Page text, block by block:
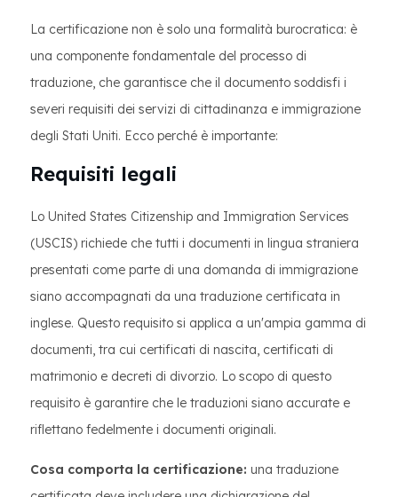
La certificazione non è solo una formalità burocratica: è
una componente fondamentale del processo di
traduzione, che garantisce che il documento soddisfi i
severi requisiti dei servizi di cittadinanza e immigrazione
degli Stati Uniti. Ecco perché è importante:
Requisiti legali
Lo United States Citizenship and Immigration Services
(USCIS) richiede che tutti i documenti in lingua straniera
presentati come parte di una domanda di immigrazione
siano accompagnati da una traduzione certificata in
inglese. Questo requisito si applica a un'ampia gamma di
documenti, tra cui certificati di nascita, certificati di
matrimonio e decreti di divorzio. Lo scopo di questo
requisito è garantire che le traduzioni siano accurate e
riflettano fedelmente i documenti originali.
Cosa comporta la certificazione: una traduzione